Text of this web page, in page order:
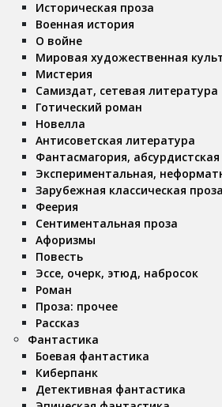
Историческая проза
Военная история
О войне
Мировая художественная
Мистерия
Самиздат, сетевая литература
Готический роман
Новелла
Антисоветская литература
Фантасмагория, абсурдистская
Экспериментальная,
Зарубежная классическая проза
Феерия
Сентиментальная проза
Афоризмы
Повесть
Эссе, очерк, этюд, набросок
Роман
Проза: прочее
Рассказ
Фантастика
Боевая фантастика
Киберпанк
Детективная фантастика